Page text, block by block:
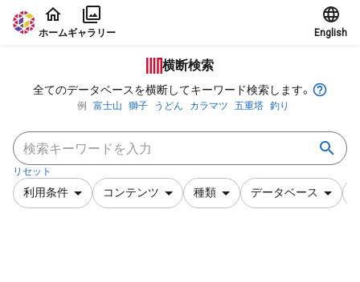
本文に飛ぶ
ホームギャラリー English
横断検索
全てのデータベースを横断してキーワード検索します。
例 富士山 獅子 うどん カラマツ 五重塔 釣り
リセット
利用条件 コンテンツ 種類 データベース